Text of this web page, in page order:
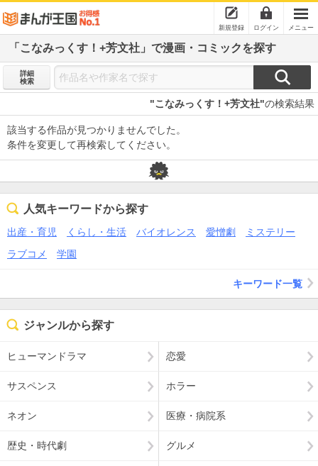
新規登録 ログイン メニュー
「こなみっくす！+芳文社」で漫画・コミックを探す
詳細
検索
"こなみっくす！+芳文社"の検索結果
該当する作品が見つかりませんでした。
条件を変更して再検索してください。
人気キーワードから探す
出産・育児 くらし・生活 バイオレンス 愛憎劇
ミステリー
ラブコメ
学園
キーワード一覧
ジャンルから探す
ヒューマンドラマ 恋愛
サスペンス ホラー
ネオン 医療・病院系
歴史・時代劇 グルメ